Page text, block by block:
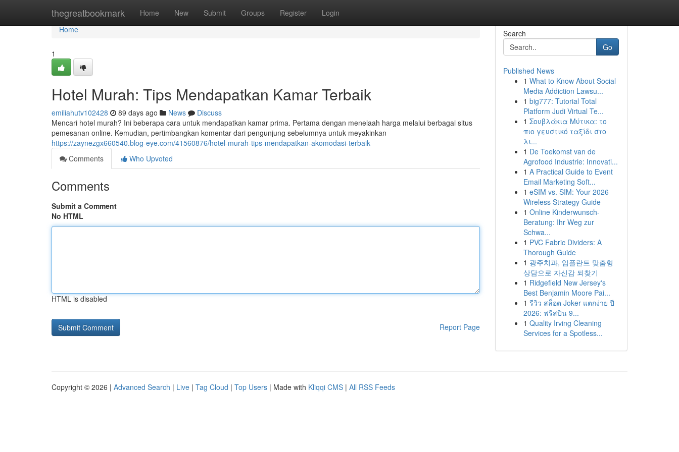
thegreatbookmark Home New Submit Groups Register Login
Home
Home
1
Hotel Murah: Tips Mendapatkan Kamar Terbaik
emiliahutv102428 89 days ago News
Discuss
Mencari hotel murah? Ini beberapa cara untuk mendapatkan kamar prima. Pertama dengan menelaah harga melalui berbagai situs
pemesanan online. Kemudian, pertimbangkan komentar dari pengunjung sebelumnya untuk meyakinkan
https://zaynezgx660540.blog-eye.com/41560876/hotel-murah-tips-mendapatkan-akomodasi-terbaik
Comments
Who Upvoted
Comments
Submit a Comment
No HTML
HTML is disabled
Report Page
Search
Go
Published News
1 What to Know About Social
Media Addiction Lawsu...
1 big777: Tutorial Total
Platform Judi Virtual Te...
1 Σουβλάκια Μύτικα: το
πιο γευστικό ταξίδι στο
λι...
1 De Toekomst van de
Agrofood Industrie: Innovati...
1 A Practical Guide to Event
Email Marketing Soft...
1 eSIM vs. SIM: Your 2026
Wireless Strategy Guide
1 Online Kinderwunsch-
Beratung: Ihr Weg zur
Schwa...
1 PVC Fabric Dividers: A
Thorough Guide
1 광주치과, 임플란트 맞춤형
상담으로 자신감 되찾기
1 Ridgefield New Jersey's
Best Benjamin Moore Pai...
1 รีวิว สล็อต Joker แตกง่าย ปี
2026: ฟรีสปิน 9...
1 Quality Irving Cleaning
Services for a Spotless...
Copyright © 2026 | Advanced Search | Live | Tag Cloud | Top Users | Made with Kliqqi CMS | All RSS Feeds